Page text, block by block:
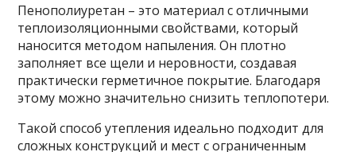
Пенополиуретан – это материал с отличными
теплоизоляционными свойствами, который
наносится методом напыления. Он плотно
заполняет все щели и неровности, создавая
практически герметичное покрытие. Благодаря
этому можно значительно снизить теплопотери.
Такой способ утепления идеально подходит для
сложных конструкций и мест с ограниченным